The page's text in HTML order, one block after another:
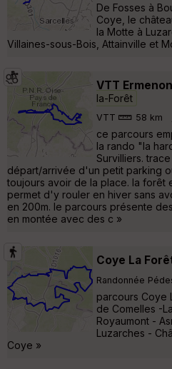
De Fosses à
Coye, le
la Motte à
Villaines-sous-Bois, Attainville et
VTT
la-Forêt
VTT 58 km
ce parcours
la rando "la
Survilliers.
départ/arrivée d'un petit parking
toujours avoir de la place. la forêt
permet d'y rouler en hiver sans
en 200m. le parcours présente
en montée avec des c »
Coye La
Randonnée
parcours Coye
de Comelles -
Royaumont -
Luzarches -
Coye »